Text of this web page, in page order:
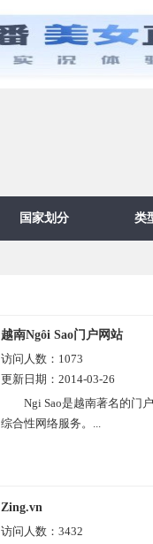
国家划分 类
越南Ngôi Sao门户网站
访问人数： 1073
更新日期： 2014-03-26
Ngi Sao是越南著名的门
综合性网络服务。...
Zing.vn
访问人数： 3432